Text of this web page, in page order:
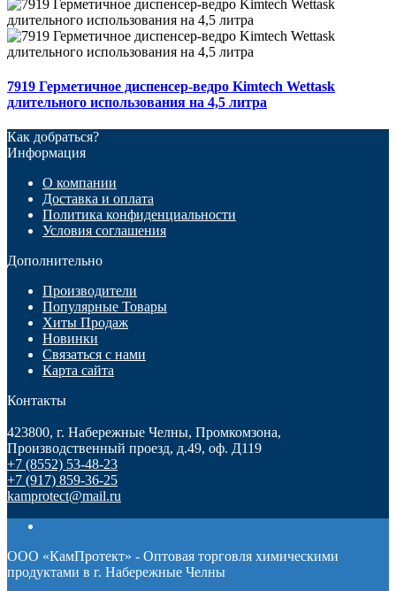
7919 Герметичное диспенсер-ведро Kimtech Wettask
длительного использования на 4,5 литра
Как добраться?
Информация
О компании
Доставка и оплата
Политика конфиденциальности
Условия соглашения
Дополнительно
Производители
Популярные Товары
Хиты Продаж
Новинки
Связаться с нами
Карта сайта
Контакты
423800, г. Набережные Челны, Промкомзона,
Производственный проезд, д.49, оф. Д119
+7 (8552) 53-48-23
+7 (917) 859-36-25
kamprotect@mail.ru
ООО «КамПротект» - Оптовая торговля химическими
продуктами в г. Набережные Челны